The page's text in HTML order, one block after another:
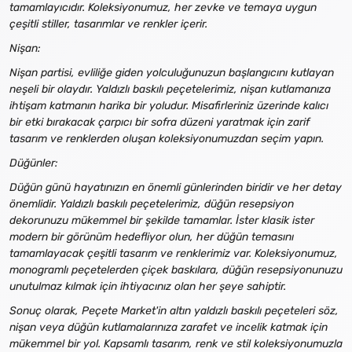
tamamlayıcıdır. Koleksiyonumuz, her zevke ve temaya uygun
çeşitli stiller, tasarımlar ve renkler içerir.
Nişan:
Nişan partisi, evliliğe giden yolculuğunuzun başlangıcını kutlayan
neşeli bir olaydır. Yaldızlı baskılı peçetelerimiz, nişan kutlamanıza
ihtişam katmanın harika bir yoludur. Misafirleriniz üzerinde kalıcı
bir etki bırakacak çarpıcı bir sofra düzeni yaratmak için zarif
tasarım ve renklerden oluşan koleksiyonumuzdan seçim yapın.
Düğünler:
Düğün günü hayatınızın en önemli günlerinden biridir ve her detay
önemlidir. Yaldızlı baskılı peçetelerimiz, düğün resepsiyon
dekorunuzu mükemmel bir şekilde tamamlar. İster klasik ister
modern bir görünüm hedefliyor olun, her düğün temasını
tamamlayacak çeşitli tasarım ve renklerimiz var. Koleksiyonumuz,
monogramlı peçetelerden çiçek baskılara, düğün resepsiyonunuzu
unutulmaz kılmak için ihtiyacınız olan her şeye sahiptir.
Sonuç olarak, Peçete Market'in altın yaldızlı baskılı peçeteleri söz,
nişan veya düğün kutlamalarınıza zarafet ve incelik katmak için
mükemmel bir yol. Kapsamlı tasarım, renk ve stil koleksiyonumuzla